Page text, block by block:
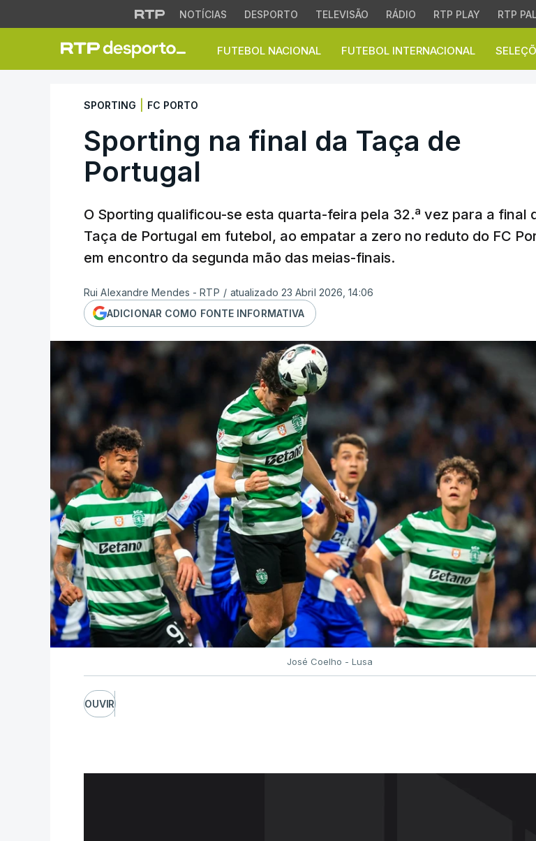
NOTÍCIAS DESPORTO TELEVISÃO RÁDIO RTP PLAY RTP
FUTEBOL NACIONAL FUTEBOL INTERNACIONAL
Sporting na final da Taça de Portugal
SPORTING FC PORTO
Sporting na final da Taça de
Portugal
O Sporting qualificou-se esta quarta-feira pela 32.ª vez para a final
Taça de Portugal em futebol, ao empatar a zero no reduto do FC
em encontro da segunda mão das meias-finais.
Rui Alexandre Mendes - RTP / atualizado 23 Abril 2026, 14:06
ADICIONAR COMO FONTE INFORMATIVA
José Coelho - Lusa
OUVIR